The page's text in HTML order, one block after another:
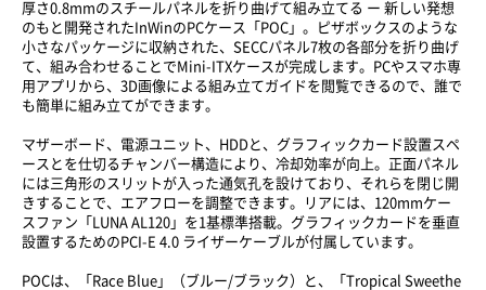
厚さ0.8mmのスチールパネルを折り曲げて組み立てる ー 新しい発想
のもと開発されたInWinのPCケース「POC」。ピザボックスのような
小さなパッケージに収納された、SECCパネル7枚の各部分を折り曲げ
て、組み合わせることでMini-ITXケースが完成します。PCやスマホ専
用アプリから、3D画像による組み立てガイドを閲覧できるので、誰で
も簡単に組み立てができます。
マザーボード、電源ユニット、HDDと、グラフィックカード設置スペ
ースとを仕切るチャンバー構造により、冷却効率が向上。正面パネル
には三角形のスリットが入った通気孔を設けており、それらを閉じ開
きすることで、エアフローを調整できます。リアには、120mmケー
スファン「LUNA AL120」を1基標準搭載。グラフィックカードを垂直
設置するためのPCI-E 4.0 ライザーケーブルが付属しています。
POCは、「Race Blue」（ブルー/ブラック）と、「Tropical Sweethe